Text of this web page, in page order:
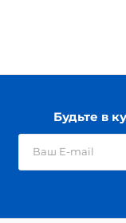
Будьте в